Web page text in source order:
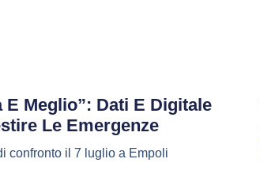
E Meglio”: Dati E Digitale
Le Emergenze
confronto il 7 luglio a Empoli